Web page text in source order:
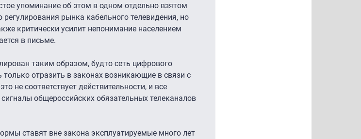
упоминание об этом в одном отдельно взятом
рынка кабельного телевидения, но
критически усилит непонимание населением
в письме.
таким образом, будто сеть цифрового
отразить в законах возникающие в связи с
не соответствует действительности, и все
общероссийских обязательных телеканалов
ставят вне закона эксплуатируемые много лет